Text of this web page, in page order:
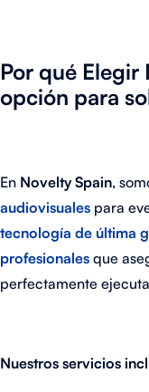
Por qué Elegir
opción para
En Novelty Spain,
audiovisuales para
tecnología de última
profesionales que
perfectamente
Nuestros servicios